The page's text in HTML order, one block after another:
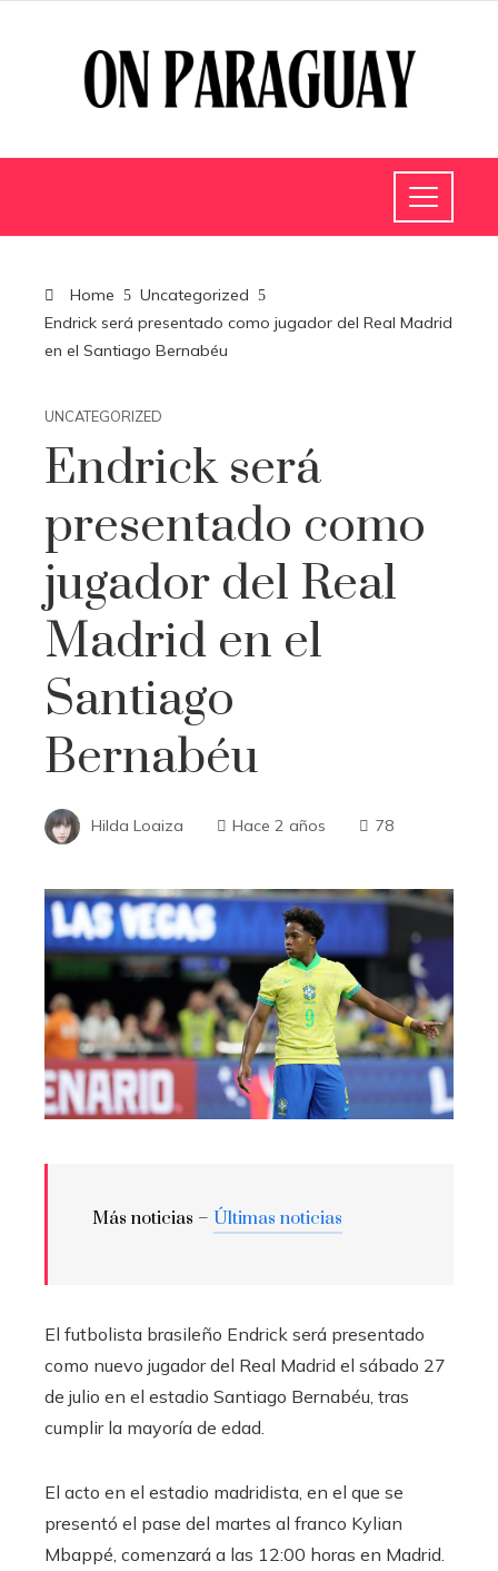
Home
Uncategorized
Endrick será presentado como jugador del Real Madrid
en el Santiago Bernabéu
UNCATEGORIZED
Endrick será
presentado como
jugador del Real
Madrid en el
Santiago
Bernabéu
Hilda Loaiza Hace 2 años 78
Más noticias – Últimas noticias
El futbolista brasileño Endrick será presentado
como nuevo jugador del Real Madrid el sábado 27
de julio en el estadio Santiago Bernabéu, tras
cumplir la mayoría de edad.
El acto en el estadio madridista, en el que se
presentó el pase del martes al franco Kylian
Mbappé, comenzará a las 12:00 horas en Madrid.